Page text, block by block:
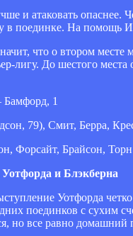
и атаковать опаснее.
в поединке. На помощь
что о втором
лигу. До шестого места
Бамфорд, 1
79), Смит, Берра,
Форсайт, Брайсон,
и Блэкберна
Уотфорда
поединков с сухим
но все равно домашний